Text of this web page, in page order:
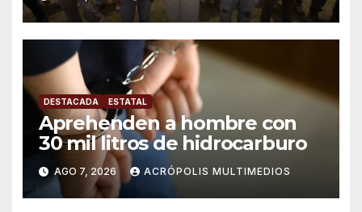
DESTACADA ESTATAL
Aprehenden a hombre con
30 mil litros de hidrocarburo
AGO 7, 2026 ACRÓPOLIS MULTIMEDIOS